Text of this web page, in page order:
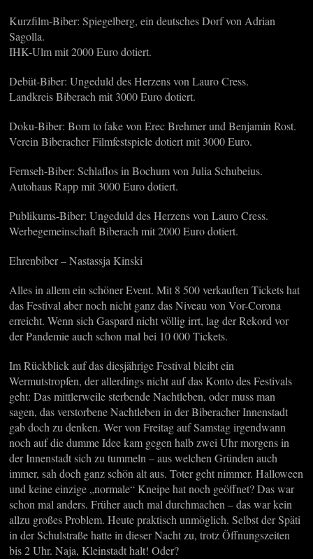
Kurzfilm-Biber: Spiegelberg, ein deutsches Dorf von Adrian
Sagolla.
IHK-Ulm mit 2000 Euro dotiert.
Debüt-Biber: Ungeduld des Herzens von Lauro Cress.
Landkreis Biberach mit 3000 Euro dotiert.
Doku-Biber: Born to fake von Erec Brehmer und Benjamin Rost.
Verein Biberacher Filmfestspiele dotiert mit 3000 Euro.
Fernseh-Biber: Schlaflos in Bochum von Julia Schubeius.
Autohaus Rapp mit 3000 Euro dotiert.
Publikums-Biber: Ungeduld des Herzens von Lauro Cress.
Werbegemeinschaft Biberach mit 2000 Euro dotiert.
Ehrenbiber – Nastassja Kinski
Alles in allem ein schöner Event. Mit 8 500 verkauften Tickets hat
das Festival aber noch nicht ganz das Niveau von Vor-Corona
erreicht. Wenn sich Gaspard nicht völlig irrt, lag der Rekord vor
der Pandemie auch schon mal bei 10 000 Tickets.
Im Rückblick auf das diesjährige Festival bleibt ein
Wermutstropfen, der allerdings nicht auf das Konto des Festivals
geht: Das mittlerweile sterbende Nachtleben, oder muss man
sagen, das verstorbene Nachtleben in der Biberacher Innenstadt
gab doch zu denken. Wer von Freitag auf Samstag irgendwann
noch auf die dumme Idee kam gegen halb zwei Uhr morgens in
der Innenstadt sich zu tummeln – aus welchen Gründen auch
immer, sah doch ganz schön alt aus. Toter geht nimmer. Halloween
und keine einzige „normale“ Kneipe hat noch geöffnet? Das war
schon mal anders. Früher auch mal durchmachen – das war kein
allzu großes Problem. Heute praktisch unmöglich. Selbst der Späti
in der Schulstraße hatte in dieser Nacht zu, trotz Öffnungszeiten
bis 2 Uhr. Naja, Kleinstadt halt! Oder?